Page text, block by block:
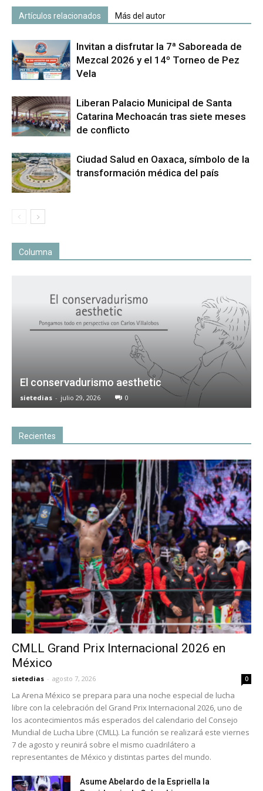
Artículos relacionados Más del autor
Invitan a disfrutar la 7ª Saboreada de
Mezcal 2026 y el 14º Torneo de Pez
Vela
Liberan Palacio Municipal de Santa
Catarina Mechoacán tras siete meses
de conflicto
Ciudad Salud en Oaxaca, símbolo de la
transformación médica del país
Columna
El conservadurismo aesthetic
sietedias - julio 29, 2026 0
Recientes
CMLL Grand Prix Internacional 2026 en
México
sietedias - agosto 7, 2026 0
La Arena México se prepara para una noche especial de lucha
libre con la celebración del Grand Prix Internacional 2026, uno de
los acontecimientos más esperados del calendario del Consejo
Mundial de Lucha Libre (CMLL). La función se realizará este viernes
7 de agosto y reunirá sobre el mismo cuadrilátero a
representantes de México y distintas partes del mundo.
Asume Abelardo de la Espriella la